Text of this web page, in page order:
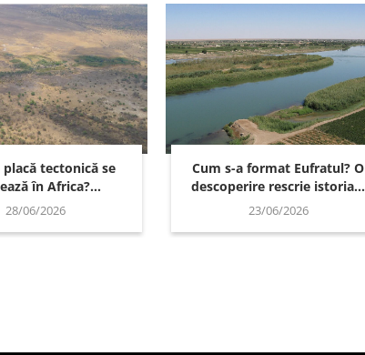
placă tectonică se
în Africa?...
28/06/2026
Cum s-a format Eufratul? O
descoperire rescrie istoria...
23/06/2026